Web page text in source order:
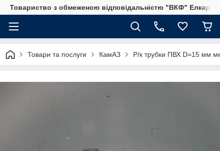
Товариство з обмеженою відповідальністю "ВКФ" Елкар"
Товари та послуги КамАЗ Р/к трубки ПВХ D=15 мм